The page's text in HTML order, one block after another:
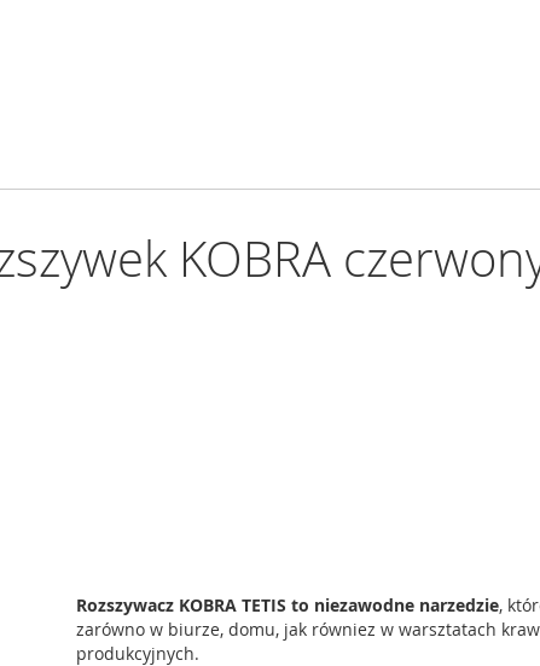
KOBRA
Rozszywacz KOBRA TETIS to niezawodne narzedzie,
zarówno w biurze, domu, jak równiez w warsztatach
produkcyjnych.